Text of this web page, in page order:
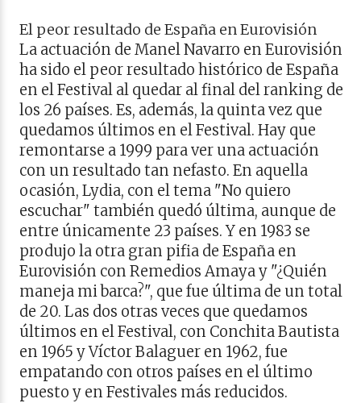
El peor resultado de España en Eurovisión
La actuación de Manel Navarro en Eurovisión
ha sido el peor resultado histórico de España
en el Festival al quedar al final del ranking de
los 26 países. Es, además, la quinta vez que
quedamos últimos en el Festival. Hay que
remontarse a 1999 para ver una actuación
con un resultado tan nefasto. En aquella
ocasión, Lydia, con el tema "No quiero
escuchar" también quedó última, aunque de
entre únicamente 23 países. Y en 1983 se
produjo la otra gran pifia de España en
Eurovisión con Remedios Amaya y "¿Quién
maneja mi barca?", que fue última de un total
de 20. Las dos otras veces que quedamos
últimos en el Festival, con Conchita Bautista
en 1965 y Víctor Balaguer en 1962, fue
empatando con otros países en el último
puesto y en Festivales más reducidos.